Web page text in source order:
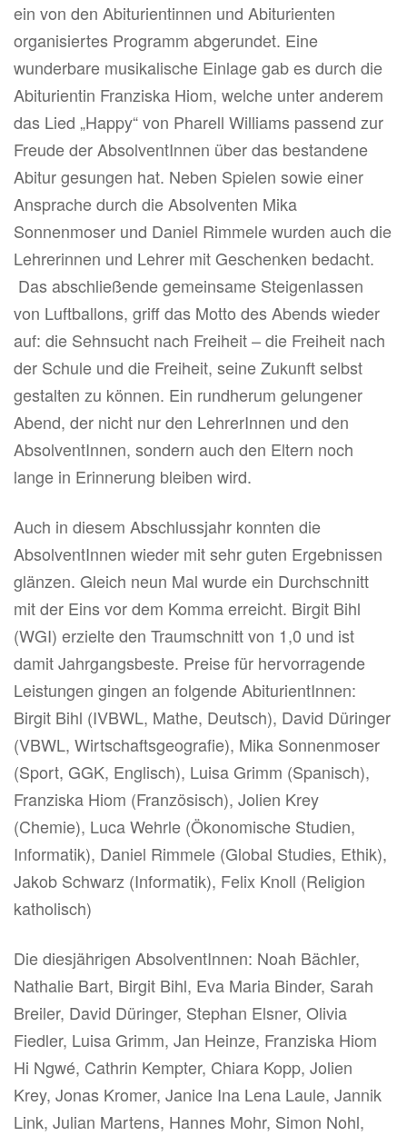
ein von den Abiturientinnen und Abiturienten
organisiertes Programm abgerundet. Eine
wunderbare musikalische Einlage gab es durch die
Abiturientin Franziska Hiom, welche unter anderem
das Lied „Happy“ von Pharell Williams passend zur
Freude der AbsolventInnen über das bestandene
Abitur gesungen hat. Neben Spielen sowie einer
Ansprache durch die Absolventen Mika
Sonnenmoser und Daniel Rimmele wurden auch die
Lehrerinnen und Lehrer mit Geschenken bedacht.
Das abschließende gemeinsame Steigenlassen
von Luftballons, griff das Motto des Abends wieder
auf: die Sehnsucht nach Freiheit – die Freiheit nach
der Schule und die Freiheit, seine Zukunft selbst
gestalten zu können. Ein rundherum gelungener
Abend, der nicht nur den LehrerInnen und den
AbsolventInnen, sondern auch den Eltern noch
lange in Erinnerung bleiben wird.
Auch in diesem Abschlussjahr konnten die
AbsolventInnen wieder mit sehr guten Ergebnissen
glänzen. Gleich neun Mal wurde ein Durchschnitt
mit der Eins vor dem Komma erreicht. Birgit Bihl
(WGI) erzielte den Traumschnitt von 1,0 und ist
damit Jahrgangsbeste. Preise für hervorragende
Leistungen gingen an folgende AbiturientInnen:
Birgit Bihl (IVBWL, Mathe, Deutsch), David Düringer
(VBWL, Wirtschaftsgeografie), Mika Sonnenmoser
(Sport, GGK, Englisch), Luisa Grimm (Spanisch),
Franziska Hiom (Französisch), Jolien Krey
(Chemie), Luca Wehrle (Ökonomische Studien,
Informatik), Daniel Rimmele (Global Studies, Ethik),
Jakob Schwarz (Informatik), Felix Knoll (Religion
katholisch)
Die diesjährigen AbsolventInnen: Noah Bächler,
Nathalie Bart, Birgit Bihl, Eva Maria Binder, Sarah
Breiler, David Düringer, Stephan Elsner, Olivia
Fiedler, Luisa Grimm, Jan Heinze, Franziska Hiom
Hi Ngwé, Cathrin Kempter, Chiara Kopp, Jolien
Krey, Jonas Kromer, Janice Ina Lena Laule, Jannik
Link, Julian Martens, Hannes Mohr, Simon Nohl,